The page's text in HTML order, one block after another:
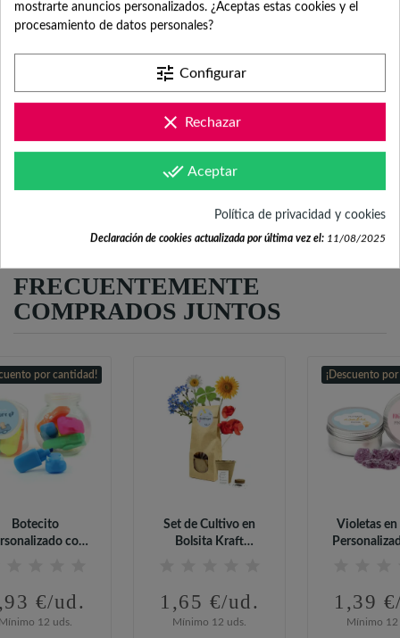
Revisa nuestras páginas de
FRECUENTEMENTE
COMPRADOS JUNTOS
por cantidad!
Botecito
con
€/ud.
12 uds.
Set de Cultivo en
Bolsita Kraft
1,65 €/ud.
Mínimo 12 uds.
¡Descuento
Violetas
1,39
Mínimo 12
mostrarte anuncios personalizados. ¿Aceptas estas cookies y el
procesamiento de datos personales?
tune Configurar
clear Rechazar
done_all Aceptar
Política de privacidad y cookies
Declaración de cookies actualizada por última vez el: 11/08/2025